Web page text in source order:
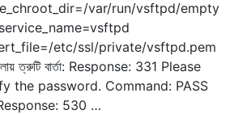
var/run/vsftpd/empty
etc/ssl/private/vsftpd.pem
ত্রুটি বার্তা: Response: 331 Please
the password. Command: PASS
530 …